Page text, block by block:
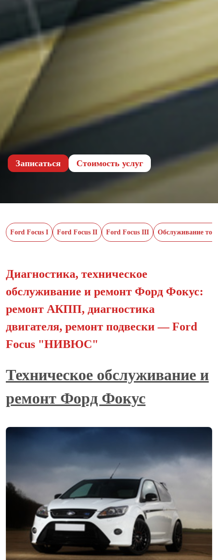
Записаться Cтоимость услуг
Ford Focus I Ford Focus II Ford Focus III Обслуживание
Диагностика, техническое
обслуживание и ремонт Форд Фокус:
ремонт АКПП, диагностика
двигателя, ремонт подвески — Ford
Focus "НИВЮС"
Техническое обслуживание и
ремонт Форд Фокус